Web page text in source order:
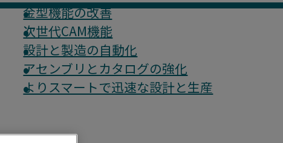
金型機能の改善
次世代CAM機能
設計と製造の自動化
アセンブリとカタログの強化
よりスマートで迅速な設計と生産